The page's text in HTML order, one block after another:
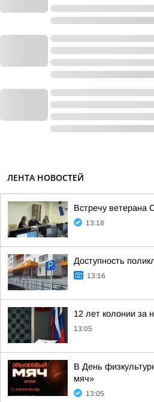
ЛЕНТА НОВОСТЕЙ
Встречу ветерана
13:18
Доступность
13:16
12 лет колонии за
13:05
В День
мяч»
13:05